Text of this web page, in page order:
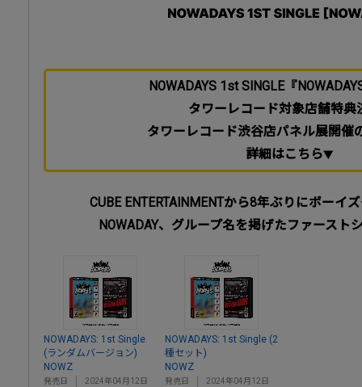
NOWADAYS 1st SINGLE『
タワーレコード対象店舗特典
タワーレコード渋谷店パネル展開催
詳細はこちら
CUBE ENTERTAINMENTから8年ぶりにボーイ
NOWADAY、グループ名を掲げたファースト
NOWADAYS: 1st Single
(ランダムバージョン)
NOWZ
発売日
2024年04月12日
NOWADAYS: 1st Single (2
種セット)
NOWZ
発売日
2024年04月12日